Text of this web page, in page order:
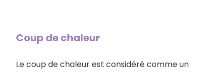
Coup de chaleur
Le coup de chaleur est considéré comme un